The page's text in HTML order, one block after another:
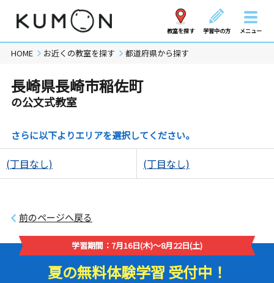
教室を探す 学習中の方 メニュー
HOME お近くの教室を探す 都道府県から探す
長崎県長崎市稲佐町
の公文式教室
さらに以下よりエリアを選択してください。
(丁目なし) (丁目なし)
前のページへ戻る
学習期間：7月16日(木)～8月22日(土)
夏の無料体験学習 受付中！